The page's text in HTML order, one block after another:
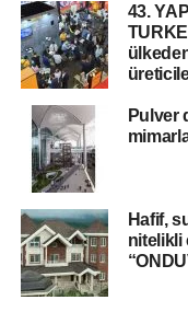
43.
Pulver
Hafif,
nitelikli